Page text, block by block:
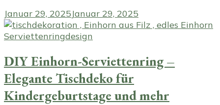
Januar 29, 2025Januar 29, 2025
DIY Einhorn-Serviettenring –
Elegante Tischdeko für
Kindergeburtstage und mehr